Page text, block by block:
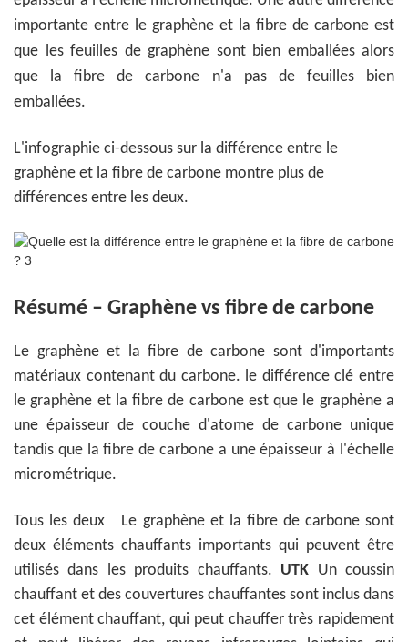
importante entre le graphène et la fibre de carbone est
que les feuilles de graphène sont bien emballées alors
que la fibre de carbone n'a pas de feuilles bien
emballées.
L'infographie ci-dessous sur la différence entre le
graphène et la fibre de carbone montre plus de
différences entre les deux.
Résumé – Graphène vs fibre de carbone
Le graphène et la fibre de carbone sont d'importants
matériaux contenant du carbone. le différence clé entre
le graphène et la fibre de carbone est que le graphène a
une épaisseur de couche d'atome de carbone unique
tandis que la fibre de carbone a une épaisseur à l'échelle
micrométrique.
Tous les deux
Le graphène et la fibre de carbone sont
deux éléments chauffants importants qui peuvent être
utilisés dans les produits chauffants. UTK Un coussin
chauffant et des couvertures chauffantes sont inclus dans
cet élément chauffant, qui peut chauffer très rapidement